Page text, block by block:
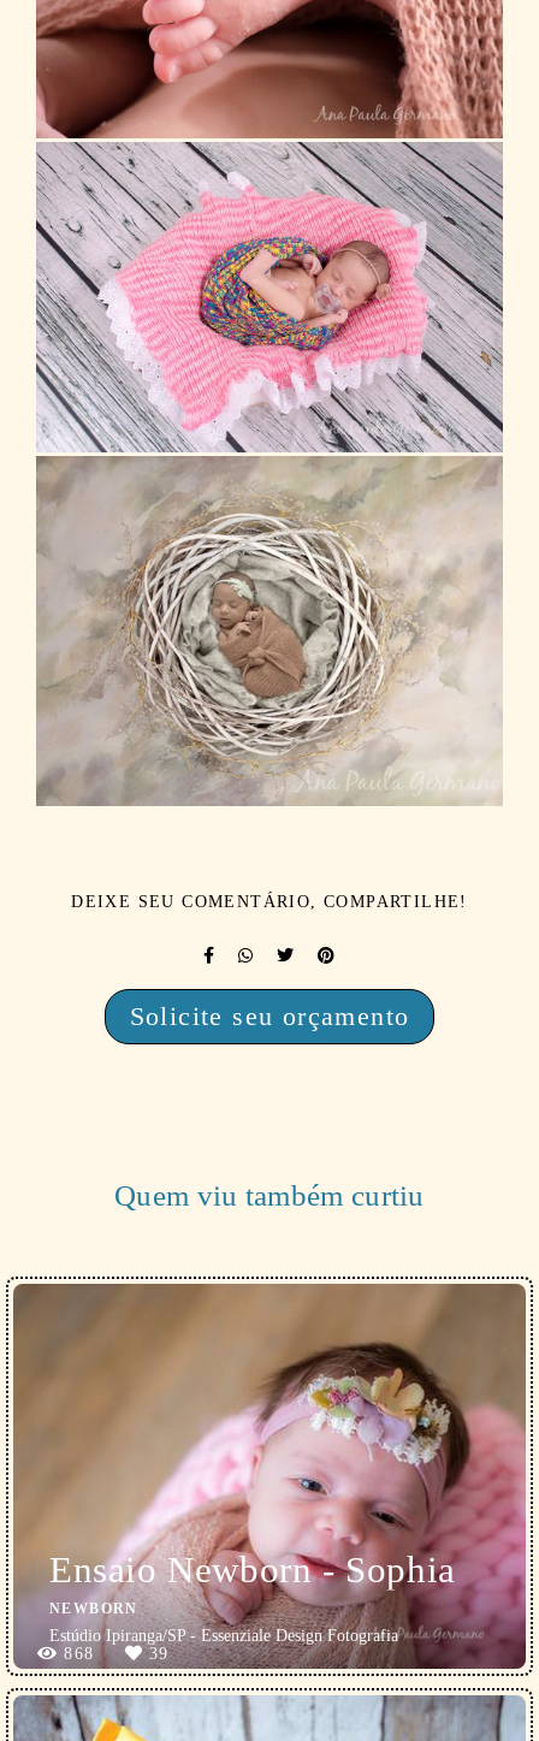
DEIXE SEU COMENTÁRIO, COMPARTILHE!
Solicite seu orçamento
Quem viu também curtiu
Ensaio Newborn - Sophia
NEWBORN
Estúdio Ipiranga/SP - Essenziale Design Fotografia
868
39